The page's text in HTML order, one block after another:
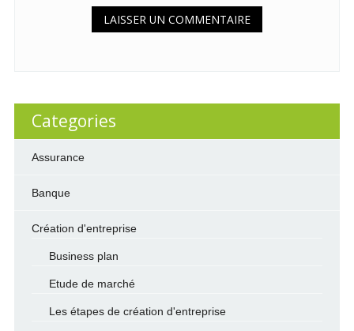
Categories
Assurance
Banque
Création d'entreprise
Business plan
Etude de marché
Les étapes de création d'entreprise